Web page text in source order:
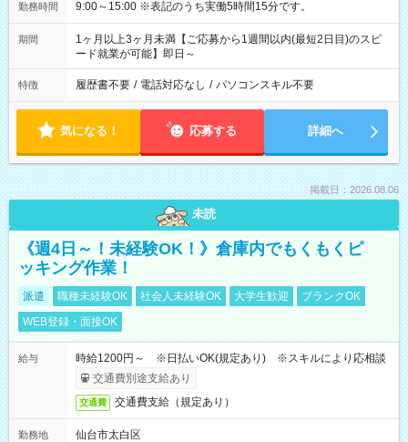
勤務時間 9:00～15:00 ※表記のうち実働5時間15分です。
期間
1ヶ月以上3ヶ月未満【ご応募から1週間以内(最短2日目)のスピ
ード就業が可能】即日～
特徴 履歴書不要 / 電話対応なし / パソコンスキル不要
気になる！ 応募する 詳細へ
掲載日：2026.08.06
未読
《週4日～！未経験OK！》倉庫内でもくもくピ
ッキング作業！
派遣 職種未経験OK 社会人未経験OK 大学生歓迎
ブランクOK
WEB登録・面接OK
給与
時給1200円～ ※日払いOK(規定あり) ※スキルにより応相談
交通費別途支給あり
交通費 交通費支給（規定あり）
勤務地
仙台市太白区